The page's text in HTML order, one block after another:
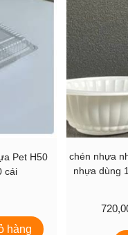
Pet H50
cái
hàng
chén nhựa
nhựa dùng